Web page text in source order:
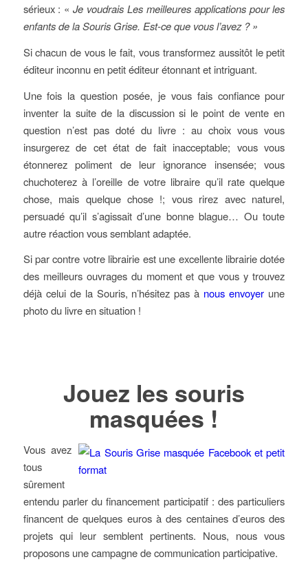
sérieux : «Je voudrais Les meilleures applications pour les
enfants de la Souris Grise. Est-ce que vous l’avez ? »
Si chacun de vous le fait, vous transformez aussitôt le petit
éditeur inconnu en petit éditeur étonnant et intriguant.
Une fois la question posée, je vous fais confiance pour
inventer la suite de la discussion si le point de vente en
question n’est pas doté du livre : au choix vous vous
insurgerez de cet état de fait inacceptable; vous vous
étonnerez poliment de leur ignorance insensée; vous
chuchoterez à l’oreille de votre libraire qu’il rate quelque
chose, mais quelque chose !; vous rirez avec naturel,
persuadé qu’il s’agissait d’une bonne blague… Ou toute
autre réaction vous semblant adaptée.
Si par contre votre librairie est une excellente librairie dotée
des meilleurs ouvrages du moment et que vous y trouvez
déjà celui de la Souris, n’hésitez pas à nous envoyer une
photo du livre en situation !
Jouez les souris
masquées !
Vous avez
tous
sûrement
entendu parler du financement participatif : des particuliers
financent de quelques euros à des centaines d’euros des
projets qui leur semblent pertinents. Nous, nous vous
proposons une campagne de communication participative.